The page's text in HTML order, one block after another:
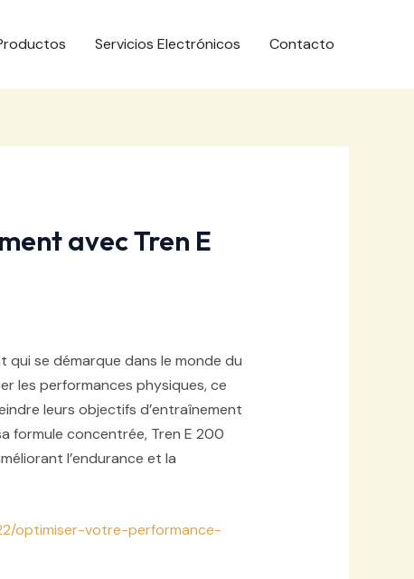
Servicios Electrónicos Contacto
avec Tren E
se démarque dans le monde du
les performances physiques, ce
leurs objectifs d’entraînement
formule concentrée, Tren E 200
l’endurance et la
optimiser-votre-performance-